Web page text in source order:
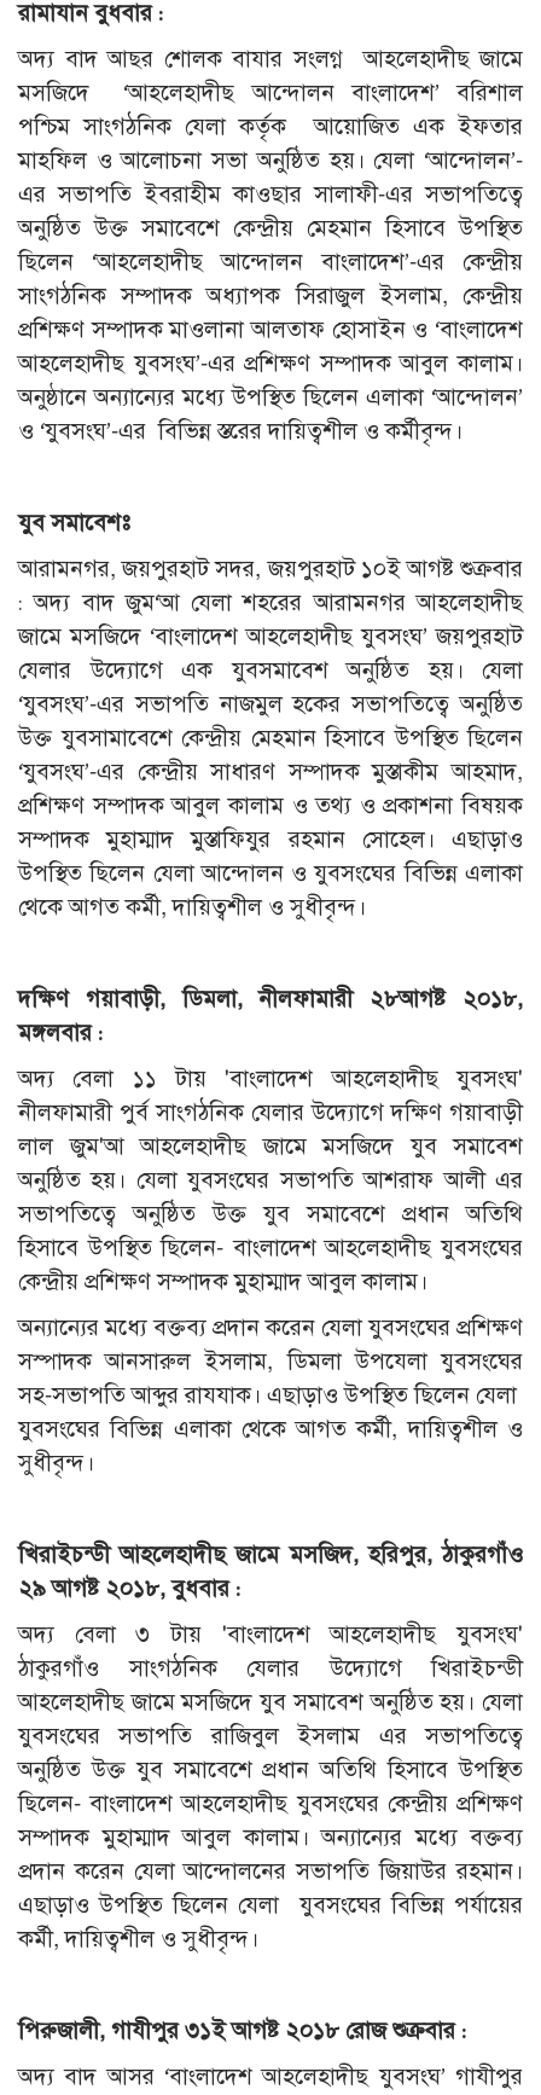
রামাযান বুধবার :
অদ্য বাদ আছর শোলক বাযার সংলগ্ন আহলেহাদীছ জামে
মসজিদে ‘আহলেহাদীছ আন্দোলন বাংলাদেশ’ বরিশাল
পশ্চিম সাংগঠনিক যেলা কর্তৃক আয়োজিত এক ইফতার
মাহফিল ও আলোচনা সভা অনুষ্ঠিত হয়। যেলা ‘আন্দোলন’-
এর সভাপতি ইবরাহীম কাওছার সালাফী-এর সভাপতিত্বে
অনুষ্ঠিত উক্ত সমাবেশে কেন্দ্রীয় মেহমান হিসাবে উপস্থিত
ছিলেন ‘আহলেহাদীছ আন্দোলন বাংলাদেশ’-এর কেন্দ্রীয়
সাংগঠনিক সম্পাদক অধ্যাপক সিরাজুল ইসলাম, কেন্দ্রীয়
প্রশিক্ষণ সম্পাদক মাওলানা আলতাফ হোসাইন ও ‘বাংলাদেশ
আহলেহাদীছ যুবসংঘ’-এর প্রশিক্ষণ সম্পাদক আবুল কালাম।
অনুষ্ঠানে অন্যান্যের মধ্যে উপস্থিত ছিলেন এলাকা ‘আন্দোলন’
ও ‘যুবসংঘ’-এর বিভিন্ন স্তরের দায়িত্বশীল ও কর্মীবৃন্দ।
যুব সমাবেশঃ
আরামনগর, জয়পুরহাট সদর, জয়পুরহাট ১০ই আগষ্ট শুক্রবার
: অদ্য বাদ জুম‘আ যেলা শহরের আরামনগর আহলেহাদীছ
জামে মসজিদে ‘বাংলাদেশ আহলেহাদীছ যুবসংঘ’ জয়পুরহাট
যেলার উদ্যোগে এক যুবসমাবেশ অনুষ্ঠিত হয়। যেলা
‘যুবসংঘ’-এর সভাপতি নাজমুল হকের সভাপতিত্বে অনুষ্ঠিত
উক্ত যুবসামাবেশে কেন্দ্রীয় মেহমান হিসাবে উপস্থিত ছিলেন
‘যুবসংঘ’-এর কেন্দ্রীয় সাধারণ সম্পাদক মুস্তাকীম আহমাদ,
প্রশিক্ষণ সম্পাদক আবুল কালাম ও তথ্য ও প্রকাশনা বিষয়ক
সম্পাদক মুহাম্মাদ মুস্তাফিযুর রহমান সোহেল। এছাড়াও
উপস্থিত ছিলেন যেলা আন্দোলন ও যুবসংঘের বিভিন্ন এলাকা
থেকে আগত কর্মী, দায়িত্বশীল ও সুধীবৃন্দ।
দক্ষিণ গয়াবাড়ী, ডিমলা, নীলফামারী ২৮আগষ্ট ২০১৮,
মঙ্গলবার :
অদ্য বেলা ১১ টায় 'বাংলাদেশ আহলেহাদীছ যুবসংঘ'
নীলফামারী পুর্ব সাংগঠনিক যেলার উদ্যোগে দক্ষিণ গয়াবাড়ী
লাল জুম'আ আহলেহাদীছ জামে মসজিদে যুব সমাবেশ
অনুষ্ঠিত হয়। যেলা যুবসংঘের সভাপতি আশরাফ আলী এর
সভাপতিত্বে অনুষ্ঠিত উক্ত যুব সমাবেশে প্রধান অতিথি
হিসাবে উপস্থিত ছিলেন- বাংলাদেশ আহলেহাদীছ যুবসংঘের
কেন্দ্রীয় প্রশিক্ষণ সম্পাদক মুহাম্মাদ আবুল কালাম।
অন্যান্যের মধ্যে বক্তব্য প্রদান করেন যেলা যুবসংঘের প্রশিক্ষণ
সস্পাদক আনসারুল ইসলাম, ডিমলা উপযেলা যুবসংঘের
সহ-সভাপতি আব্দুর রাযযাক। এছাড়াও উপস্থিত ছিলেন যেলা
যুবসংঘের বিভিন্ন এলাকা থেকে আগত কর্মী, দায়িত্বশীল ও
সুধীবৃন্দ।
খিরাইচন্ডী আহলেহাদীছ জামে মসজিদ, হরিপুর, ঠাকুরগাঁও
২৯ আগষ্ট ২০১৮, বুধবার :
অদ্য বেলা ৩ টায় 'বাংলাদেশ আহলেহাদীছ যুবসংঘ'
ঠাকুরগাঁও সাংগঠনিক যেলার উদ্যোগে খিরাইচন্ডী
আহলেহাদীছ জামে মসজিদে যুব সমাবেশ অনুষ্ঠিত হয়। যেলা
যুবসংঘের সভাপতি রাজিবুল ইসলাম এর সভাপতিত্বে
অনুষ্ঠিত উক্ত যুব সমাবেশে প্রধান অতিথি হিসাবে উপস্থিত
ছিলেন- বাংলাদেশ আহলেহাদীছ যুবসংঘের কেন্দ্রীয় প্রশিক্ষণ
সম্পাদক মুহাম্মাদ আবুল কালাম। অন্যান্যের মধ্যে বক্তব্য
প্রদান করেন যেলা আন্দোলনের সভাপতি জিয়াউর রহমান।
এছাড়াও উপস্থিত ছিলেন যেলা যুবসংঘের বিভিন্ন পর্যায়ের
কর্মী, দায়িত্বশীল ও সুধীবৃন্দ।
পিরুজালী, গাযীপুর ৩১ই আগষ্ট ২০১৮ রোজ শুক্রবার :
অদ্য বাদ আসর ‘বাংলাদেশ আহলেহাদীছ যুবসংঘ’ গাযীপুর